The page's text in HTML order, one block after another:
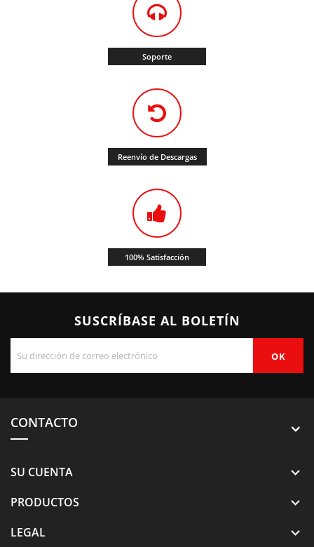
Soporte
Reenvío de Descargas
100% Satisfacción
SUSCRÍBASE AL BOLETÍN
CONTACTO
SU CUENTA 
PRODUCTOS 
LEGAL 